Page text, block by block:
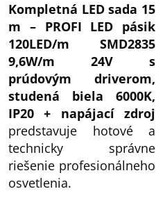
Kompletná LED sada 15
m – PROFI LED pásik
120LED/m SMD2835
9,6W/m 24V s
prúdovým driverom,
studená biela 6000K,
IP20 + napájací zdroj
predstavuje hotové a
technicky správne
riešenie profesionálneho
osvetlenia.